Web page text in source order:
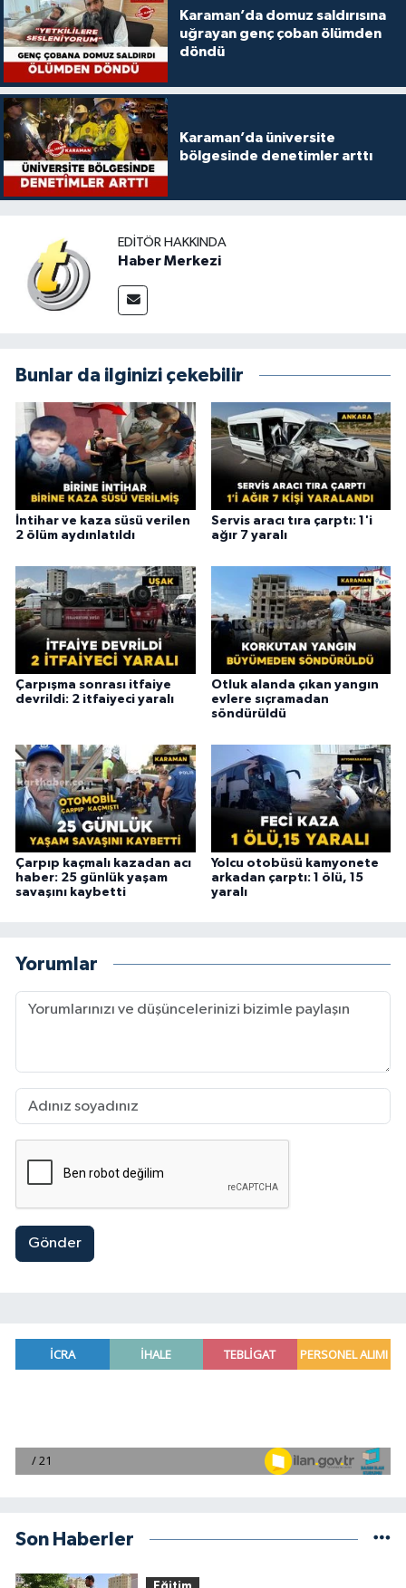
Karaman’da domuz saldırısına
uğrayan genç çoban ölümden
döndü
Karaman’da üniversite
bölgesinde denetimler arttı
EDITÖR HAKKINDA
Haber Merkezi
Bunlar da ilginizi çekebilir
İntihar ve kaza süsü verilen
2 ölüm aydınlatıldı
Servis aracı tıra çarptı: 1'i
ağır 7 yaralı
Çarpışma sonrası itfaiye
devrildi: 2 itfaiyeci yaralı
Otluk alanda çıkan yangın
evlere sıçramadan
söndürüldü
Çarpıp kaçmalı kazadan acı
haber: 25 günlük yaşam
savaşını kaybetti
Yolcu otobüsü kamyonete
arkadan çarptı: 1 ölü, 15
yaralı
Yorumlar
Gönder
Son Haberler